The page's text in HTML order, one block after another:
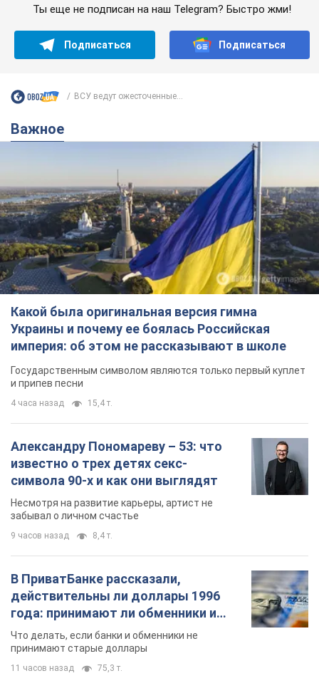
Ты еще не подписан на наш Telegram? Быстро жми!
Подписаться Подписаться
ВСУ ведут ожесточенные...
Важное
Какой была оригинальная версия гимна
Украины и почему ее боялась Российская
империя: об этом не рассказывают в школе
Государственным символом являются только первый куплет
и припев песни
4 часа назад 15,4 т.
Александру Пономареву – 53: что
известно о трех детях секс-
символа 90-х и как они выглядят
Несмотря на развитие карьеры, артист не
забывал о личном счастье
9 часов назад 8,4 т.
В ПриватБанке рассказали,
действительны ли доллары 1996
года: принимают ли обменники и
банки такие купюры
Что делать, если банки и обменники не
принимают старые доллары
11 часов назад 75,3 т.